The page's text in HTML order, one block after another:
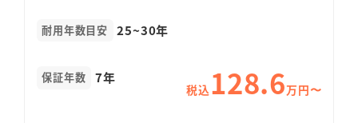
耐用年数目安 25~30年
保証年数 7年
税込 128.6万円〜